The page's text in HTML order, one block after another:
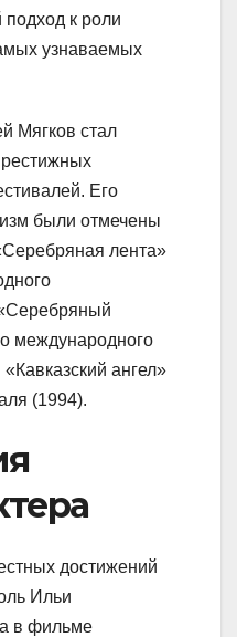
подход к роли
узнаваемых
Мягков стал
Его
были отмечены
лента»
международного
ангел»
(1994).
достижений
Ильи
в фильме